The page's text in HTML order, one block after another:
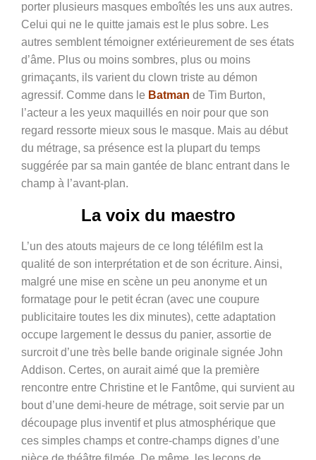
porter plusieurs masques emboîtés les uns aux autres.
Celui qui ne le quitte jamais est le plus sobre. Les
autres semblent témoigner extérieurement de ses états
d’âme. Plus ou moins sombres, plus ou moins
grimaçants, ils varient du clown triste au démon
agressif. Comme dans le Batman de Tim Burton,
l’acteur a les yeux maquillés en noir pour que son
regard ressorte mieux sous le masque. Mais au début
du métrage, sa présence est la plupart du temps
suggérée par sa main gantée de blanc entrant dans le
champ à l’avant-plan.
La voix du maestro
L’un des atouts majeurs de ce long téléfilm est la
qualité de son interprétation et de son écriture. Ainsi,
malgré une mise en scène un peu anonyme et un
formatage pour le petit écran (avec une coupure
publicitaire toutes les dix minutes), cette adaptation
occupe largement le dessus du panier, assortie de
surcroit d’une très belle bande originale signée John
Addison. Certes, on aurait aimé que la première
rencontre entre Christine et le Fantôme, qui survient au
bout d’une demi-heure de métrage, soit servie par un
découpage plus inventif et plus atmosphérique que
ces simples champs et contre-champs dignes d’une